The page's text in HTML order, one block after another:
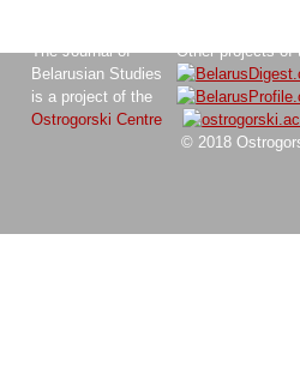
The Journal of
Belarusian Studies
is a project of the
Ostrogorski Centre
Other projects of
© 2018